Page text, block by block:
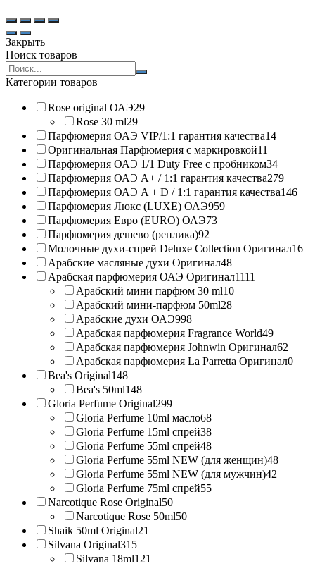
Закрыть
Поиск товаров
Search
products:
Категории товаров
Rose original ОАЭ29
Rose 30 ml29
Парфюмерия ОАЭ VIP/1:1 гарантия качества14
Оригинальная Парфюмерия с маркировкой11
Парфюмерия ОАЭ 1/1 Duty Free с пробником34
Парфюмерия ОАЭ A+ / 1:1 гарантия качества279
Парфюмерия ОАЭ A + D / 1:1 гарантия качества146
Парфюмерия Люкс (LUXE) ОАЭ959
Парфюмерия Евро (EURO) ОАЭ73
Парфюмерия дешево (реплика)92
Молочные духи-спрей Deluxe Collection Оригинал16
Арабские масляные духи Оригинал48
Арабская парфюмерия ОАЭ Оригинал1111
Арабский мини парфюм 30 ml10
Арабский мини-парфюм 50ml28
Арабские духи ОАЭ998
Арабская парфюмерия Fragrance World49
Арабская парфюмерия Johnwin Оригинал62
Арабская парфюмерия La Parretta Оригинал0
Bea's Original148
Bea's 50ml148
Gloria Perfume Original299
Gloria Perfume 10ml масло68
Gloria Perfume 15ml спрей38
Gloria Perfume 55ml спрей48
Gloria Perfume 55ml NEW (для женщин)48
Gloria Perfume 55ml NEW (для мужчин)42
Gloria Perfume 75ml спрей55
Narcotique Rose Original50
Narcotique Rose 50ml50
Shaik 50ml Original21
Silvana Original315
Silvana 18ml121